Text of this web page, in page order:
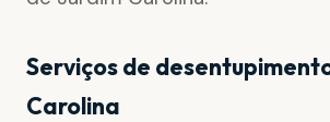
Serviços de
Carolina